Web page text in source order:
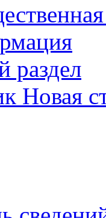
раздел
Новая